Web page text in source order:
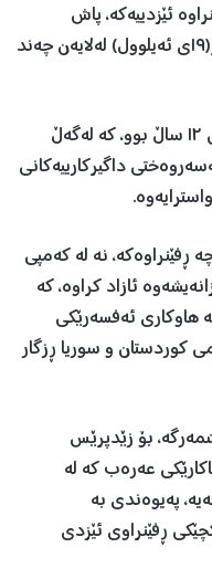
ئێزدییەکە، پاش
دۆزینەوەی لە کەمپی هۆل، ڕۆژی پێشتر(١٩ی ئەیلوول) لەلایەن چەند
فریال خدر، تەمەن ٢١ ساڵ، ئەو، تەمەنی ١٢ ساڵ بوو، کە لەگەڵ
داگیرکارییەکانی
نە لە کەمپی
ئازاد کراوە، کە
هاوکاری ئەفسەرێکی
کوردستان و سوریا ڕزگار
بۆ زێدپرێس
عەرەب کە لە
پەیوەندی بە
ڕفێنراوی ئێزدی